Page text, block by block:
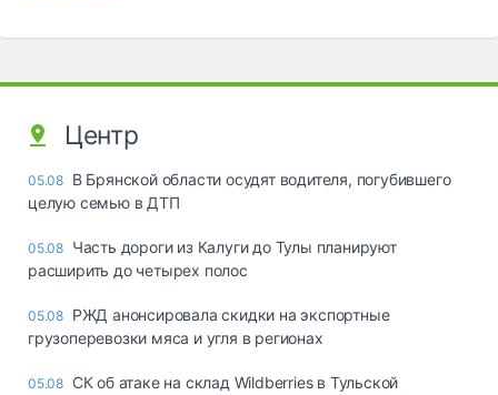
Центр
05.08 В Брянской области осудят водителя, погубившего
целую семью в ДТП
05.08 Часть дороги из Калуги до Тулы планируют
расширить до четырех полос
05.08 РЖД анонсировала скидки на экспортные
грузоперевозки мяса и угля в регионах
05.08 СК об атаке на склад Wildberries в Тульской